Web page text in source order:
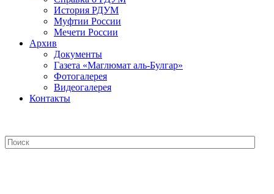
История РДУМ
Муфтии России
Мечети России
Архив
Документы
Газета «Маглюмат аль-Булгар»
Фотогалерея
Видеогалерея
Контакты